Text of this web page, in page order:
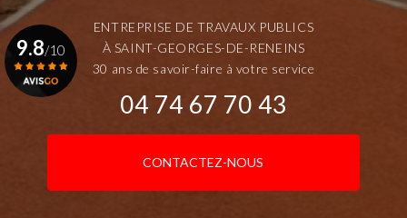
ENTREPRISE DE TRAVAUX PUBLICS
À SAINT-GEORGES-DE-RENEINS
30 ans de savoir-faire à votre service
04 74 67 70 43
CONTACTEZ-NOUS
9.8/10